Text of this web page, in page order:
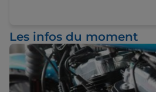
Les infos du moment